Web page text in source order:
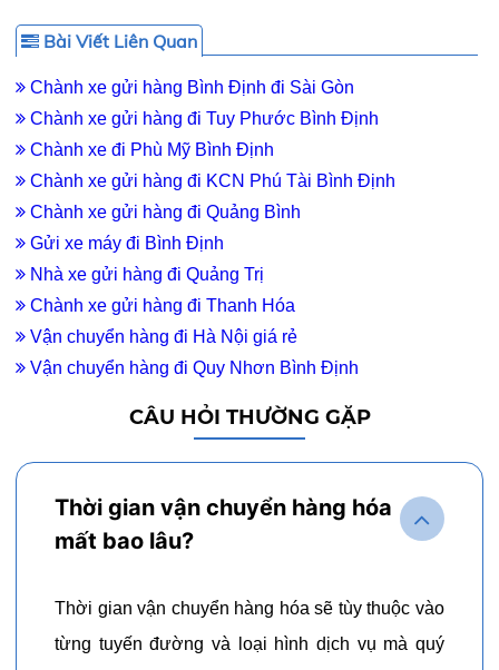
Bài Viết Liên Quan
Chành xe gửi hàng Bình Định đi Sài Gòn
Chành xe gửi hàng đi Tuy Phước Bình Định
Chành xe đi Phù Mỹ Bình Định
Chành xe gửi hàng đi KCN Phú Tài Bình Định
Chành xe gửi hàng đi Quảng Bình
Gửi xe máy đi Bình Định
Nhà xe gửi hàng đi Quảng Trị
Chành xe gửi hàng đi Thanh Hóa
Vận chuyển hàng đi Hà Nội giá rẻ
Vận chuyển hàng đi Quy Nhơn Bình Định
CÂU HỎI THƯỜNG GẶP
Thời gian vận chuyển hàng hóa
mất bao lâu?
Thời gian vận chuyển hàng hóa sẽ tùy thuộc vào
từng tuyến đường và loại hình dịch vụ mà quý